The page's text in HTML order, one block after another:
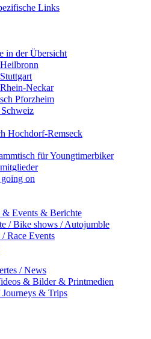
Links
in der Übersicht
Neckar
Pforzheim
Hochdorf-Remseck
für Youngtimerbiker
on
Events & Berichte
/ Bike shows / Autojumble
Race Events
/ News
& Bilder & Printmedien
& Trips